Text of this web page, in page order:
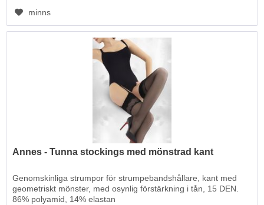
minns
Annes - Tunna stockings med mönstrad kant
Genomskinliga strumpor för strumpebandshållare, kant med
geometriskt mönster, med osynlig förstärkning i tån, 15 DEN.
86% polyamid, 14% elastan